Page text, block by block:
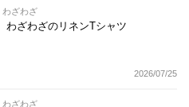
ざわざ
わざわざのリネンTシャツ
2026/07/25
ざわざ